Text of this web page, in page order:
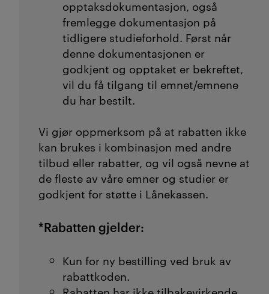
opptaksdokumentasjon, også
fremlegge dokumentasjon på
tidligere studieforhold. Først når
denne dokumentasjonen er
godkjent og opptaket er bekreftet,
vil du få tilgang til emnet/emnene
du har bestilt.
Vi gjør oppmerksom på at rabatten ikke
kan brukes i kombinasjon med andre
tilbud eller rabatter, og vil også nevne at
de fleste av våre emner og studier er
godkjent for støtte i Lånekassen.
*Rabatten gjelder:
Kun for ny bestilling ved bruk av
rabattkoden.